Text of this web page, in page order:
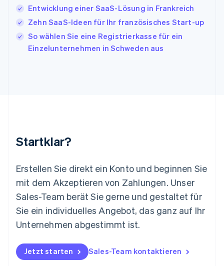
Entwicklung einer SaaS-Lösung in Frankreich
Zehn SaaS-Ideen für Ihr französisches Start-up
So wählen Sie eine Registrierkasse für ein
Einzelunternehmen in Schweden aus
Startklar?
Erstellen Sie direkt ein Konto und beginnen Sie
mit dem Akzeptieren von Zahlungen. Unser
Sales-Team berät Sie gerne und gestaltet für
Sie ein individuelles Angebot, das ganz auf Ihr
Unternehmen abgestimmt ist.
Jetzt starten Sales-Team kontaktieren
日本語 English
EnglishFrançais
Kroatien
English Italiano
English简体中文
English
Mexiko
Español English
Neuseeland
English
NederlandsEnglish
English
Österreich